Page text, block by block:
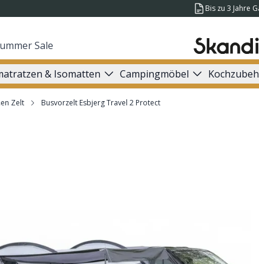
Bis zu 3 Jahre
Sale
& Isomatten Campingmöbel
Zelt
Busvorzelt Esbjerg Travel 2 Protect